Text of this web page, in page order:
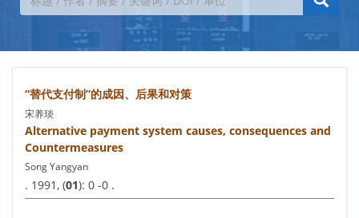
“替代支付制”的成因、后果和对策
宋养琰
Alternative payment system causes, consequences and
Countermeasures
Song Yangyan
. 1991, (01): 0 -0 .